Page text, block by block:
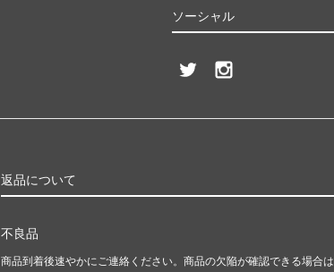
ソーシャル
返品について
不良品
商品到着後速やかにご連絡ください。商品の欠陥が確認できる場合は